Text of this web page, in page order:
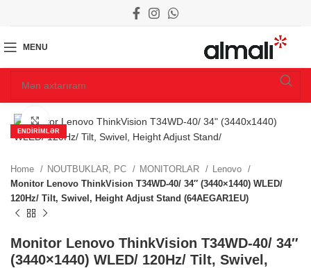
MENU
ENDIRIMLƏR
Click to enlarge
Home NOUTBUKLAR, PC MONITORLAR
Lenovo
Monitor Lenovo ThinkVision T34WD-40/ 34″ (3440×1440) WLED/
120Hz/ Tilt, Swivel, Height Adjust Stand (64AEGAR1EU)
Monitor Lenovo ThinkVision T34WD-40/ 34″
(3440×1440) WLED/ 120Hz/ Tilt, Swivel,